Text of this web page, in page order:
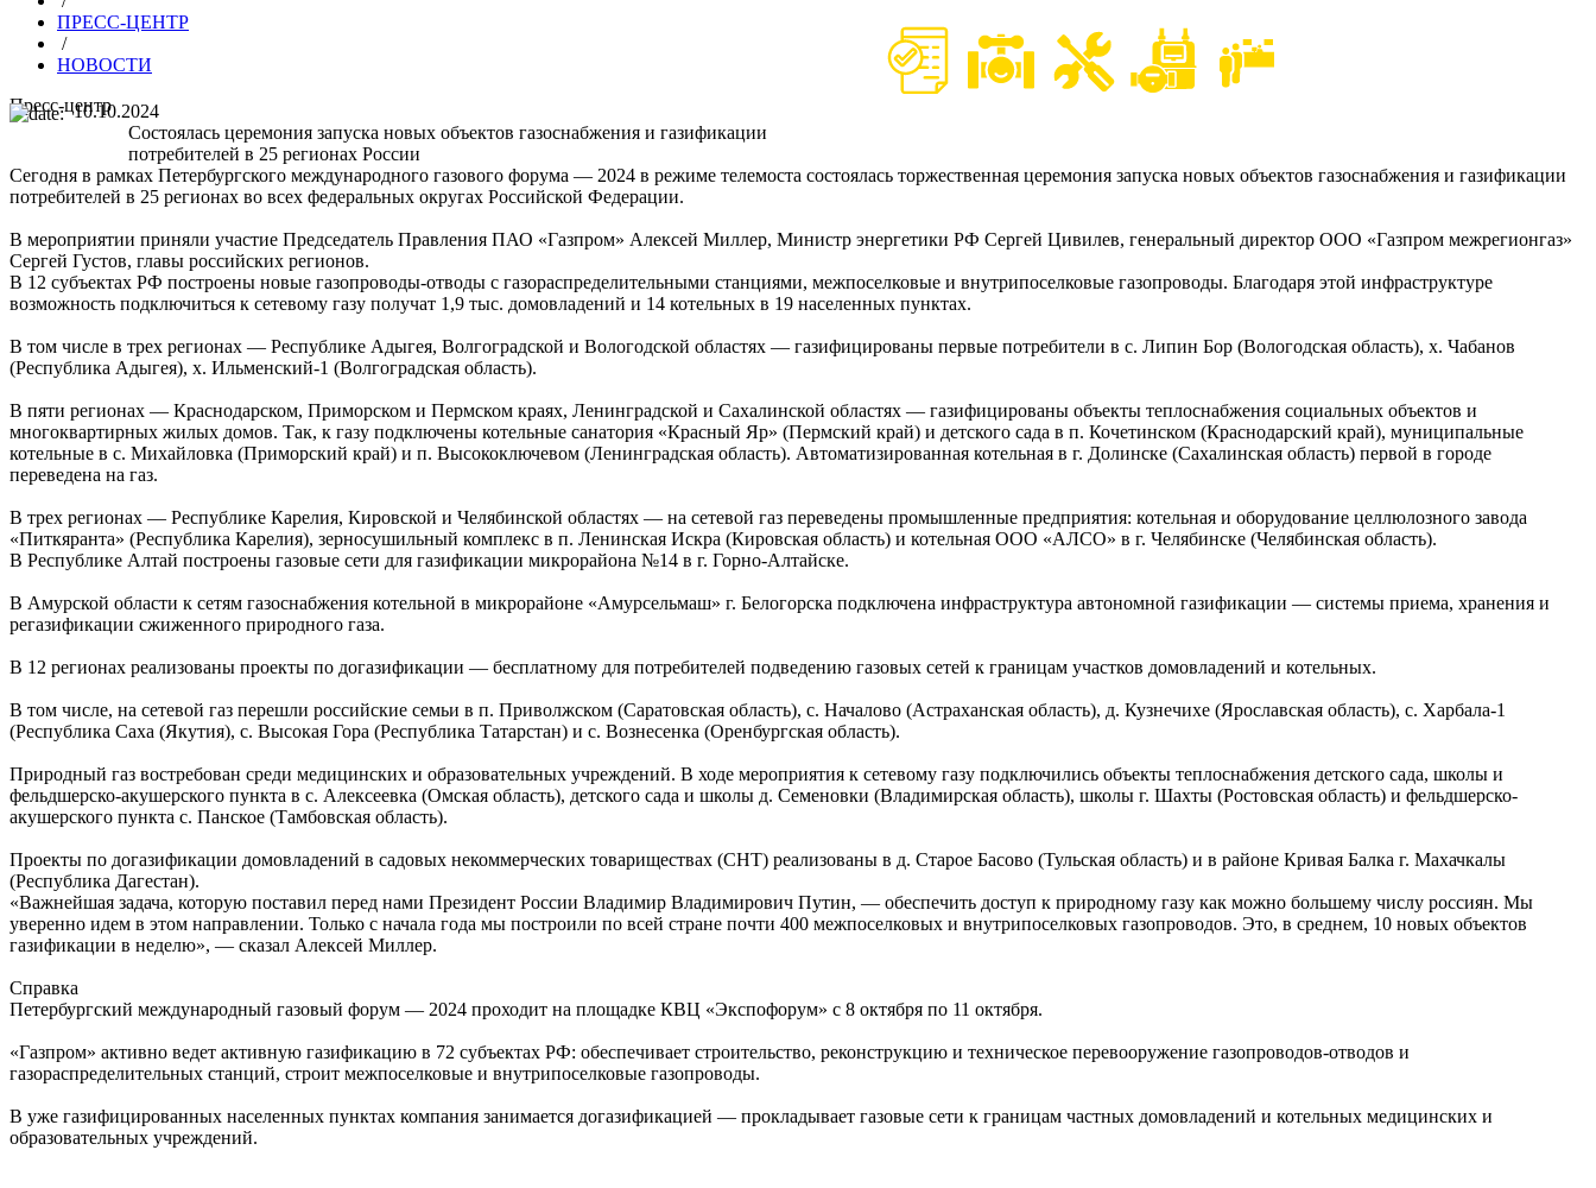
ПРЕСС-ЦЕНТР
/
НОВОСТИ
Пресс-центр10.10.2024
Состоялась церемония запуска новых объектов газоснабжения и газификации
потребителей в 25 регионах России
Сегодня в рамках Петербургского международного газового форума — 2024 в режиме телемоста состоялась торжественная церемония запуска новых объектов газоснабжения и газификации
потребителей в 25 регионах во всех федеральных округах Российской Федерации.
В мероприятии приняли участие Председатель Правления ПАО «Газпром» Алексей Миллер, Министр энергетики РФ Сергей Цивилев, генеральный директор ООО «Газпром межрегионгаз»
Сергей Густов, главы российских регионов.
В 12 субъектах РФ построены новые газопроводы-отводы с газораспределительными станциями, межпоселковые и внутрипоселковые газопроводы. Благодаря этой инфраструктуре
возможность подключиться к сетевому газу получат 1,9 тыс. домовладений и 14 котельных в 19 населенных пунктах.
В том числе в трех регионах — Республике Адыгея, Волгоградской и Вологодской областях — газифицированы первые потребители в с. Липин Бор (Вологодская область), х. Чабанов
(Республика Адыгея), х. Ильменский-1 (Волгоградская область).
В пяти регионах — Краснодарском, Приморском и Пермском краях, Ленинградской и Сахалинской областях — газифицированы объекты теплоснабжения социальных объектов и
многоквартирных жилых домов. Так, к газу подключены котельные санатория «Красный Яр» (Пермский край) и детского сада в п. Кочетинском (Краснодарский край), муниципальные
котельные в с. Михайловка (Приморский край) и п. Высокоключевом (Ленинградская область). Автоматизированная котельная в г. Долинске (Сахалинская область) первой в городе
переведена на газ.
В трех регионах — Республике Карелия, Кировской и Челябинской областях — на сетевой газ переведены промышленные предприятия: котельная и оборудование целлюлозного завода
«Питкяранта» (Республика Карелия), зерносушильный комплекс в п. Ленинская Искра (Кировская область) и котельная ООО «АЛСО» в г. Челябинске (Челябинская область).
В Республике Алтай построены газовые сети для газификации микрорайона №14 в г. Горно-Алтайске.
В Амурской области к сетям газоснабжения котельной в микрорайоне «Амурсельмаш» г. Белогорска подключена инфраструктура автономной газификации — системы приема, хранения и
регазификации сжиженного природного газа.
В 12 регионах реализованы проекты по догазификации — бесплатному для потребителей подведению газовых сетей к границам участков домовладений и котельных.
В том числе, на сетевой газ перешли российские семьи в п. Приволжском (Саратовская область), с. Началово (Астраханская область), д. Кузнечихе (Ярославская область), с. Харбала-1
(Республика Саха (Якутия), с. Высокая Гора (Республика Татарстан) и с. Вознесенка (Оренбургская область).
Природный газ востребован среди медицинских и образовательных учреждений. В ходе мероприятия к сетевому газу подключились объекты теплоснабжения детского сада, школы и
фельдшерско-акушерского пункта в с. Алексеевка (Омская область), детского сада и школы д. Семеновки (Владимирская область), школы г. Шахты (Ростовская область) и фельдшерско-
акушерского пункта с. Панское (Тамбовская область).
Проекты по догазификации домовладений в садовых некоммерческих товариществах (СНТ) реализованы в д. Старое Басово (Тульская область) и в районе Кривая Балка г. Махачкалы
(Республика Дагестан).
«Важнейшая задача, которую поставил перед нами Президент России Владимир Владимирович Путин, — обеспечить доступ к природному газу как можно большему числу россиян. Мы
уверенно идем в этом направлении. Только с начала года мы построили по всей стране почти 400 межпоселковых и внутрипоселковых газопроводов. Это, в среднем, 10 новых объектов
газификации в неделю», — сказал Алексей Миллер.
Справка
Петербургский международный газовый форум — 2024 проходит на площадке КВЦ «Экспофорум» с 8 октября по 11 октября.
«Газпром» активно ведет активную газификацию в 72 субъектах РФ: обеспечивает строительство, реконструкцию и техническое перевооружение газопроводов-отводов и
газораспределительных станций, строит межпоселковые и внутрипоселковые газопроводы.
В уже газифицированных населенных пунктах компания занимается догазификацией — прокладывает газовые сети к границам частных домовладений и котельных медицинских и
образовательных учреждений.